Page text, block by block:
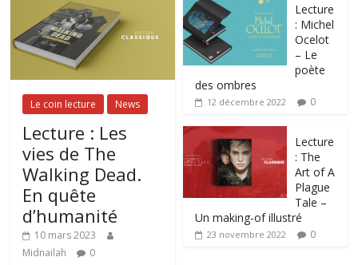
Le coin lecture News
Lecture : Les
vies de The
Walking Dead.
En quête
d’humanité
10 mars 2023
Midnailah
0
Lecture
: Michel
Ocelot
– Le
poète
des ombres
12 décembre 2022 0
Lecture
: The
Art of A
Plague
Tale –
Un making-of illustré
23 novembre 2022 0